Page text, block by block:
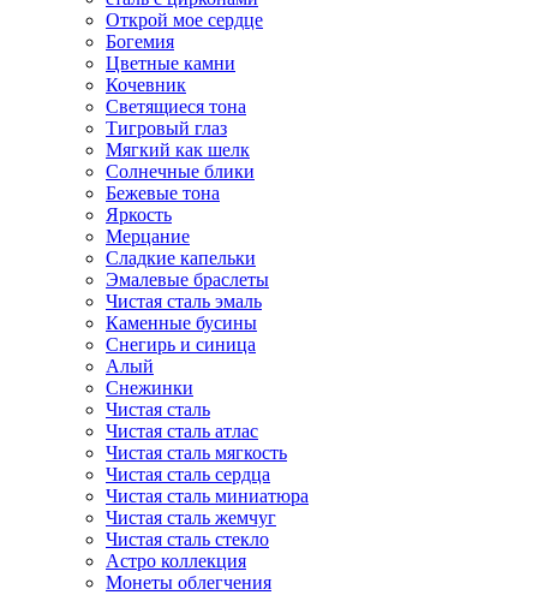
Открой мое сердце
Богемия
Цветные камни
Кочевник
Светящиеся тона
Тигровый глаз
Мягкий как шелк
Солнечные блики
Бежевые тона
Яркость
Мерцание
Сладкие капельки
Эмалевые браслеты
Чистая сталь эмаль
Каменные бусины
Снегирь и синица
Алый
Снежинки
Чистая сталь
Чистая сталь атлас
Чистая сталь мягкость
Чистая сталь сердца
Чистая сталь миниатюра
Чистая сталь жемчуг
Чистая сталь стекло
Астро коллекция
Монеты облегчения